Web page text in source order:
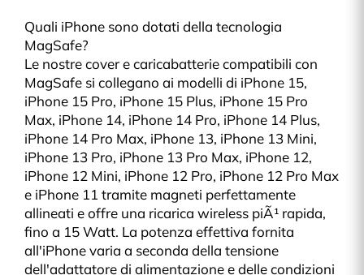
Quali iPhone sono dotati della tecnologia
MagSafe?
Le nostre cover e caricabatterie compatibili con
MagSafe si collegano ai modelli di iPhone 15,
iPhone 15 Pro, iPhone 15 Plus, iPhone 15 Pro
Max, iPhone 14, iPhone 14 Pro, iPhone 14 Plus,
iPhone 14 Pro Max, iPhone 13, iPhone 13 Mini,
iPhone 13 Pro, iPhone 13 Pro Max, iPhone 12,
iPhone 12 Mini, iPhone 12 Pro, iPhone 12 Pro Max
e iPhone 11 tramite magneti perfettamente
allineati e offre una ricarica wireless piÃ¹ rapida,
fino a 15 Watt. La potenza effettiva fornita
all'iPhone varia a seconda della tensione
dell'adattatore di alimentazione e delle condizioni